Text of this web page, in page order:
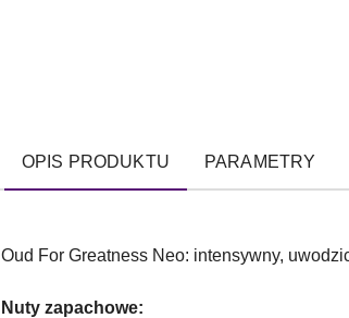
OPIS PRODUKTU PARAMETRY
Oud For Greatness Neo: intensywny,
Nuty zapachowe: